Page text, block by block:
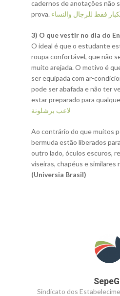
cadernos de anotações não
prova. فقط للرجال والنساء
3) O que vestir no dia do
O ideal é que o estudante
roupa confortável, que não
muito arejada. O motivo é
ser equipada com ar-
pode ser abafada e não ter
estar preparado para
لاعب برشلونة
Ao contrário do que muitos
bermuda estão liberados
outro lado, óculos escuros,
viseiras, chapéus e similares
(Universia Brasil)
Sindicato dos